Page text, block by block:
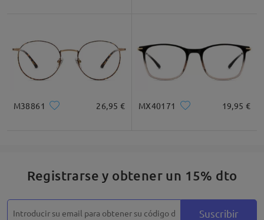
M38861 26,95 € MX40171 19,95 €
Registrarse y obtener un 15% dto
Suscribir